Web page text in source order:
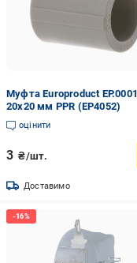
Муфта Europroduct EP.0001
20x20 мм PPR (EP4052)
оцінити
3 ₴/шт.
Доставимо